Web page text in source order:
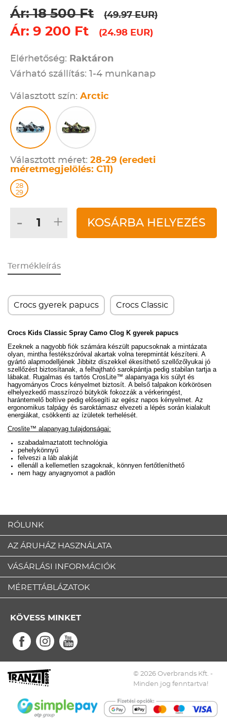
Ár: 18 500 Ft
(49.97 EUR)
Ár: 9 200 Ft (24.98 EUR)
Elérhetőség: Raktáron
Várható szállítás: 1-4 munkanap
Választott szín: Arctic
Választott méret: 28-29 (eredeti
méretmegjelölés: C11)
28
29
- + KOSÁRBA HELYEZÉS
Termékleírás
Crocs gyerek papucs Crocs Classic
Crocs Kids Classic Spray Camo Clog K gyerek papucs
Ezeknek a nagyobb fiók számára készült papucsoknak a mintázata
olyan, mintha festékszóróval akartak volna terepmintát készíteni. A
gyártó alapmodelljének Jibbitz díszekkel ékesíthető szellőzőlyukai jó
szellőzést biztosítanak, a felhajtható sarokpántja pedig stabilan tartja a
lábakat. Rugalmas és tartós CrosLite™ alapanyaga kis súlyt és
hagyományos Crocs kényelmet biztosít. A belső talpakon körkörösen
elhelyezkedő masszírozó bütykök fokozzák a vérkeringést,
harántemelő boltíve pedig elősegíti az egész napos kényelmet. Az
ergonomikus talpágy és saroktámasz elvezeti a lépés során kialakult
energiákat, csökkenti az ízületek terhelését.
Croslite™ alapanyag tulajdonságai:
szabadalmaztatott technológia
pehelykönnyű
felveszi a láb alakját
ellenáll a kellemetlen szagoknak, könnyen fertőtleníthető
nem hagy anyagnyomot a padlón
RÓLUNK
AZ ÁRUHÁZ HASZNÁLATA
VÁSÁRLÁSI INFORMÁCIÓK
MÉRETTÁBLÁZATOK
KÖVESS MINKET
© 2026 Overbrands Kft. -
Minden jog fenntartva!